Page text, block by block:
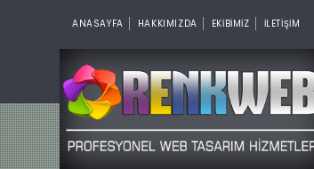
ANASAYFA HAKKIMIZDA EKİBİMİZ İLETİŞİM